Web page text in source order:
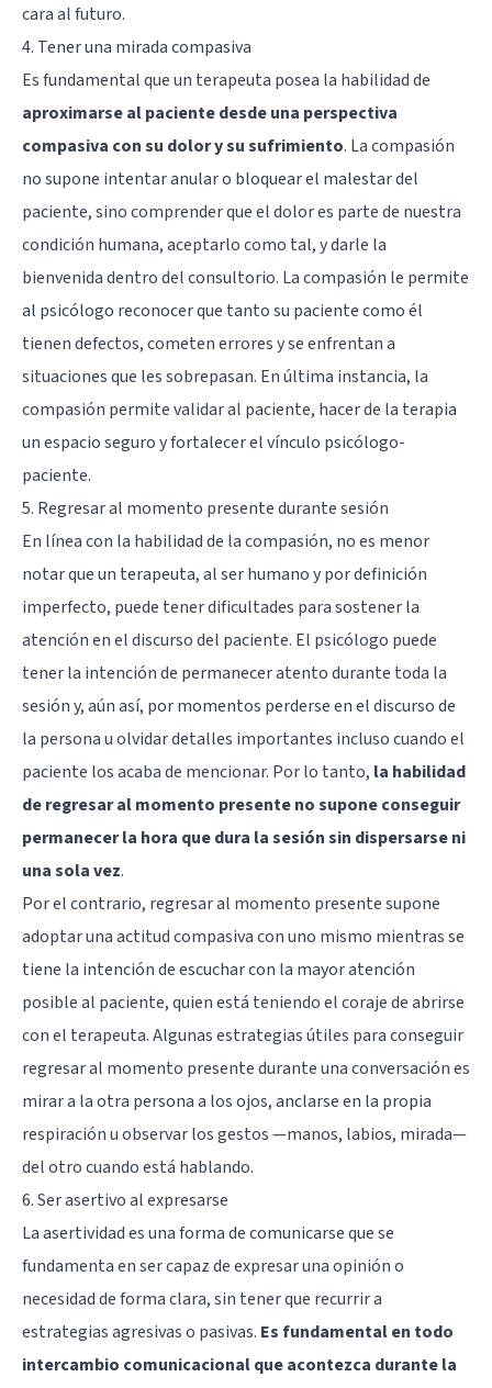
cara al futuro.
4. Tener una mirada compasiva
Es fundamental que un terapeuta posea la habilidad de
aproximarse al paciente desde una perspectiva
compasiva con su dolor y su sufrimiento. La compasión
no supone intentar anular o bloquear el malestar del
paciente, sino comprender que el dolor es parte de nuestra
condición humana, aceptarlo como tal, y darle la
bienvenida dentro del consultorio. La compasión le permite
al psicólogo reconocer que tanto su paciente como él
tienen defectos, cometen errores y se enfrentan a
situaciones que les sobrepasan. En última instancia, la
compasión permite validar al paciente, hacer de la terapia
un espacio seguro y fortalecer el vínculo psicólogo-
paciente.
5. Regresar al momento presente durante sesión
En línea con la habilidad de la compasión, no es menor
notar que un terapeuta, al ser humano y por definición
imperfecto, puede tener dificultades para sostener la
atención en el discurso del paciente. El psicólogo puede
tener la intención de permanecer atento durante toda la
sesión y, aún así, por momentos perderse en el discurso de
la persona u olvidar detalles importantes incluso cuando el
paciente los acaba de mencionar. Por lo tanto, la habilidad
de regresar al momento presente no supone conseguir
permanecer la hora que dura la sesión sin dispersarse ni
una sola vez.
Por el contrario, regresar al momento presente supone
adoptar una actitud compasiva con uno mismo mientras se
tiene la intención de escuchar con la mayor atención
posible al paciente, quien está teniendo el coraje de abrirse
con el terapeuta. Algunas estrategias útiles para conseguir
regresar al momento presente durante una conversación es
mirar a la otra persona a los ojos, anclarse en la propia
respiración u observar los gestos —manos, labios, mirada—
del otro cuando está hablando.
6. Ser asertivo al expresarse
La asertividad es una forma de comunicarse que se
fundamenta en ser capaz de expresar una opinión o
necesidad de forma clara, sin tener que recurrir a
estrategias agresivas o pasivas. Es fundamental en todo
intercambio comunicacional que acontezca durante la